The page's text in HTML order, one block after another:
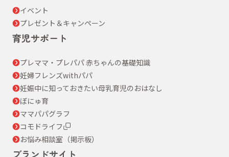
イベント
プレゼント＆キャンペーン
育児サポート
プレママ・プレパパ 赤ちゃんの基礎知識
妊婦フレンズwithパパ
妊娠中に知っておきたい母乳育児のおはなし
ぼにゅ育
ママパパグラフ
コモドライフ
お悩み相談室（掲示板）
ブランドサイト